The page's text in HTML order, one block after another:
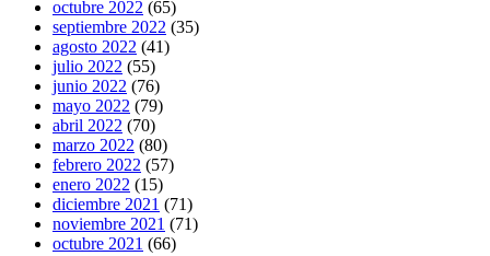
octubre 2022 (65)
septiembre 2022 (35)
agosto 2022 (41)
julio 2022 (55)
junio 2022 (76)
mayo 2022 (79)
abril 2022 (70)
marzo 2022 (80)
febrero 2022 (57)
enero 2022 (15)
diciembre 2021 (71)
noviembre 2021 (71)
octubre 2021 (66)